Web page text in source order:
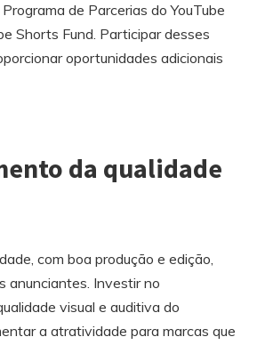
de Parcerias do YouTube
Shorts Fund. Participar desses
oportunidades adicionais
da qualidade
com boa produção e edição,
anunciantes. Investir no
visual e auditiva do
a atratividade para marcas que